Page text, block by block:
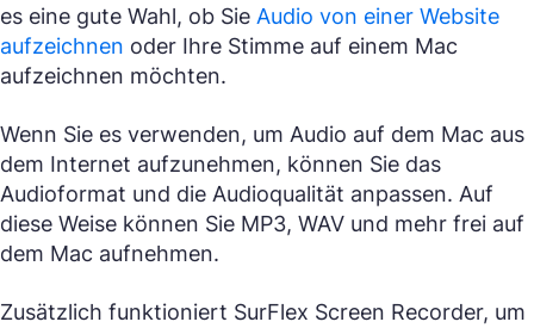
es eine gute Wahl, ob Sie Audio von einer Website
aufzeichnen oder Ihre Stimme auf einem Mac
aufzeichnen möchten.
Wenn Sie es verwenden, um Audio auf dem Mac aus
dem Internet aufzunehmen, können Sie das
Audioformat und die Audioqualität anpassen. Auf
diese Weise können Sie MP3, WAV und mehr frei auf
dem Mac aufnehmen.
Zusätzlich funktioniert SurFlex Screen Recorder, um